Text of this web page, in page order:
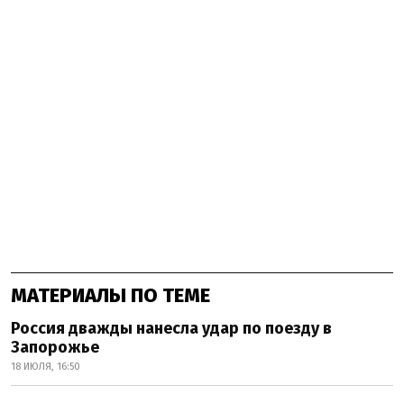
МАТЕРИАЛЫ ПО ТЕМЕ
Россия дважды нанесла удар по поезду в
Запорожье
18 ИЮЛЯ, 16:50